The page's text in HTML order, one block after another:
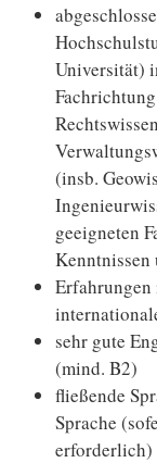
Universität)
(insb.
geeigneten
Kenntnissen
sehr gute
(mind. B2)
fließende
Sprache
erforderlich)